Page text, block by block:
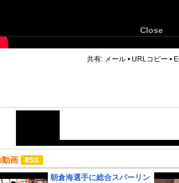
Close
共有: メール • URLコピー •
動画
朝倉海選手に総合スパーリン